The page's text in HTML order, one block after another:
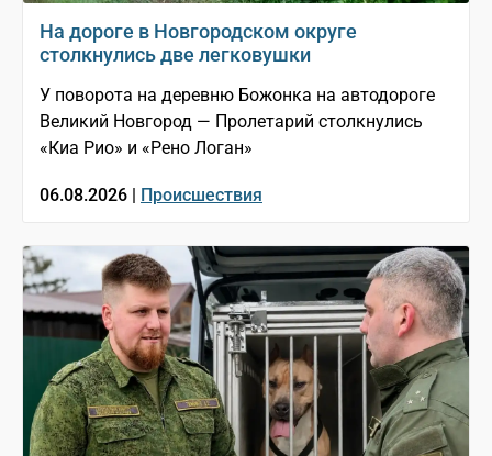
На дороге в Новгородском округе
столкнулись две легковушки
У поворота на деревню Божонка на автодороге
Великий Новгород — Пролетарий столкнулись
«Киа Рио» и «Рено Логан»
06.08.2026 | Происшествия